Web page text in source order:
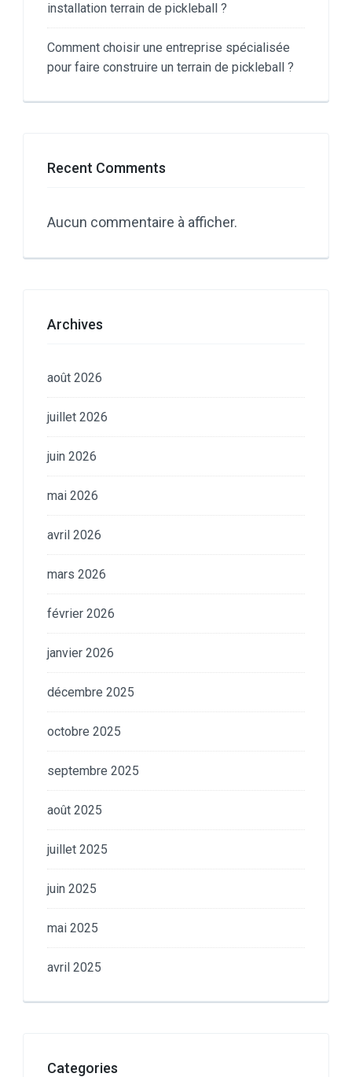
installation terrain de pickleball ?
Comment choisir une entreprise spécialisée
pour faire construire un terrain de pickleball ?
Recent Comments
Aucun commentaire à afficher.
Archives
août 2026
juillet 2026
juin 2026
mai 2026
avril 2026
mars 2026
février 2026
janvier 2026
décembre 2025
octobre 2025
septembre 2025
août 2025
juillet 2025
juin 2025
mai 2025
avril 2025
Categories